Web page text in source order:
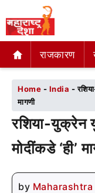
राजकारण
राजकारण
Home - India -
मागणी
रशिया-युक्रेन
मोदींकडे ‘ही’
by Maharashtra